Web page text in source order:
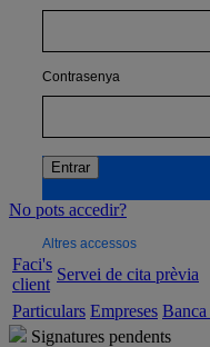
Contrasenya
No pots accedir?
Altres accessos
Faci's
client
Servei de cita prèvia
Particulars Empreses
Signatures pendents